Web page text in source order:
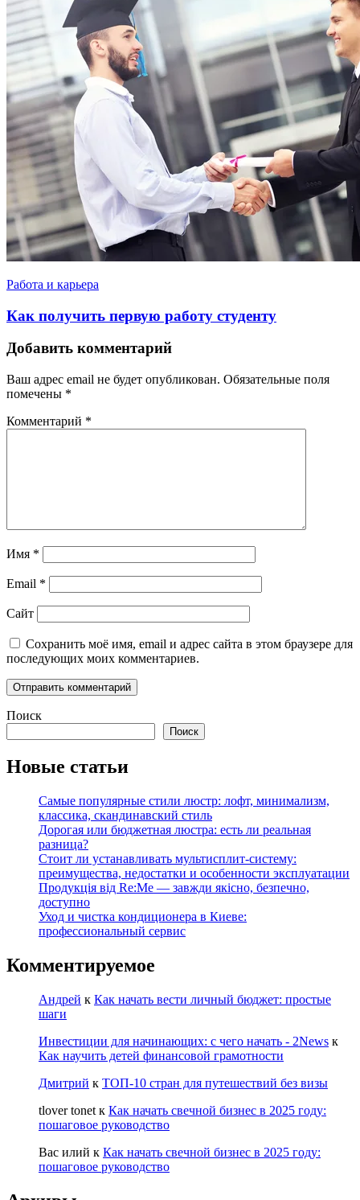
Работа и карьера
Как получить первую работу студенту
Добавить комментарий
Ваш адрес email не будет опубликован. Обязательные поля
помечены *
Комментарий *
Имя *
Email *
Сайт
Сохранить моё имя, email и адрес сайта в этом браузере для
последующих моих комментариев.
Поиск
Поиск
Новые статьи
Самые популярные стили люстр: лофт, минимализм,
классика, скандинавский стиль
Дорогая или бюджетная люстра: есть ли реальная
разница?
Стоит ли устанавливать мультисплит-систему:
преимущества, недостатки и особенности эксплуатации
Продукція від Re:Me — завжди якісно, безпечно,
доступно
Уход и чистка кондиционера в Киеве:
профессиональный сервис
Комментируемое
Андрей к Как начать вести личный бюджет: простые
шаги
Инвестиции для начинающих: с чего начать - 2News к
Как научить детей финансовой грамотности
Дмитрий к ТОП-10 стран для путешествий без визы
tlover tonet к Как начать свечной бизнес в 2025 году:
пошаговое руководство
Вас илий к Как начать свечной бизнес в 2025 году:
пошаговое руководство